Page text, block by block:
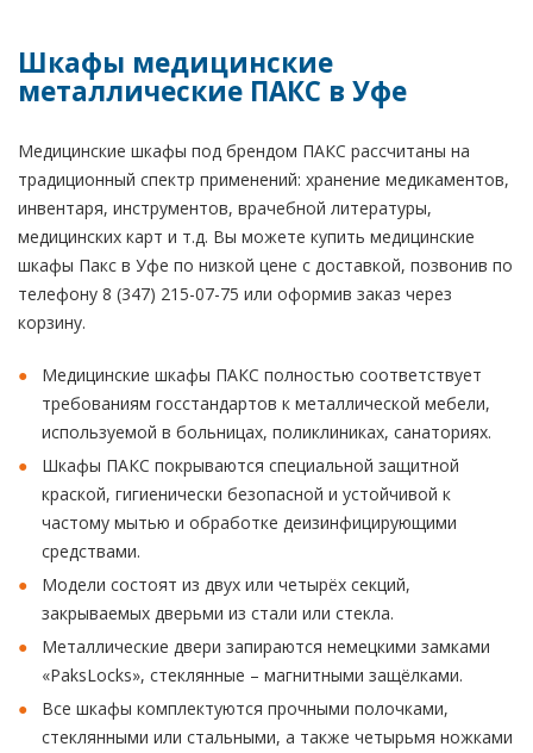
Шкафы медицинские
металлические ПАКС в Уфе
Медицинские шкафы под брендом ПАКС рассчитаны на
традиционный спектр применений: хранение медикаментов,
инвентаря, инструментов, врачебной литературы,
медицинских карт и т.д. Вы можете купить медицинские
шкафы Пакс в Уфе по низкой цене с доставкой, позвонив по
телефону 8 (347) 215-07-75 или оформив заказ через
корзину.
Медицинские шкафы ПАКС полностью соответствует
требованиям госстандартов к металлической мебели,
используемой в больницах, поликлиниках, санаториях.
Шкафы ПАКС покрываются специальной защитной
краской, гигиенически безопасной и устойчивой к
частому мытью и обработке деизинфицирующими
средствами.
Модели состоят из двух или четырёх секций,
закрываемых дверьми из стали или стекла.
Металлические двери запираются немецкими замками
«PaksLocks», стеклянные – магнитными защёлками.
Все шкафы комплектуются прочными полочками,
стеклянными или стальными, а также четырьмя ножками